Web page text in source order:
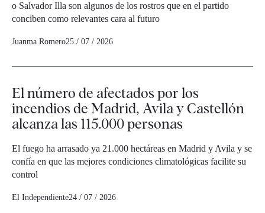
o Salvador Illa son algunos de los rostros que en el partido
conciben como relevantes cara al futuro
Juanma Romero25 / 07 / 2026
El número de afectados por los
incendios de Madrid, Avila y Castellón
alcanza las 115.000 personas
El fuego ha arrasado ya 21.000 hectáreas en Madrid y Avila y se
confía en que las mejores condiciones climatológicas facilite su
control
El Independiente24 / 07 / 2026